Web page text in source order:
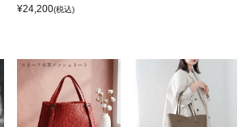
¥24,200(税込)